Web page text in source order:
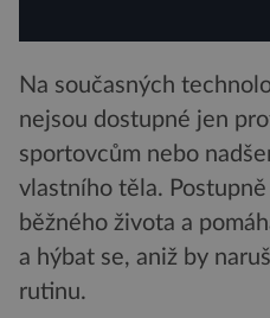
Na současných
nejsou dostupné jen
sportovcům nebo
vlastního těla.
běžného života a
a hýbat se, aniž by
rutinu.